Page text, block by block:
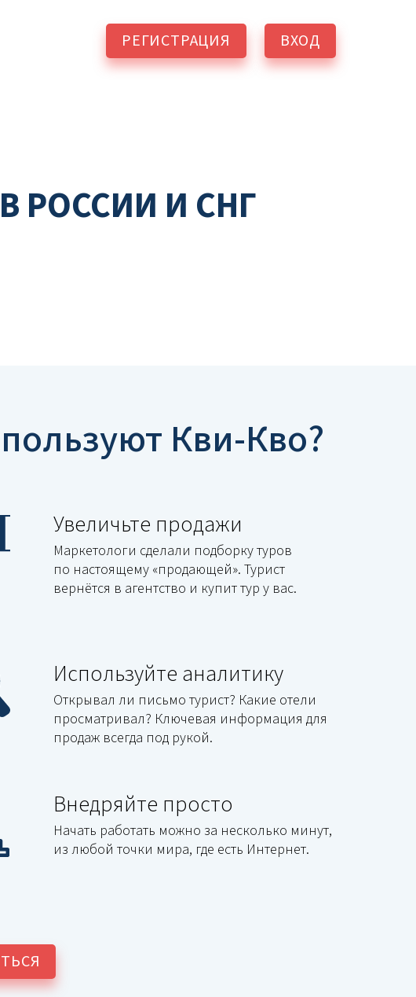
РЕГИСТРАЦИЯ ВХОД
В РОССИИ И СНГ
Кви-Кво?
Увеличьте продажи
Маркетологи сделали подборку туров
по настоящему «продающей». Турист
вернётся в агентство и купит тур у вас.
Используйте аналитику
Открывал ли письмо турист? Какие отели
просматривал? Ключевая информация для
продаж всегда под рукой.
Внедряйте просто
Начать работать можно за несколько минут,
из любой точки мира, где есть Интернет.